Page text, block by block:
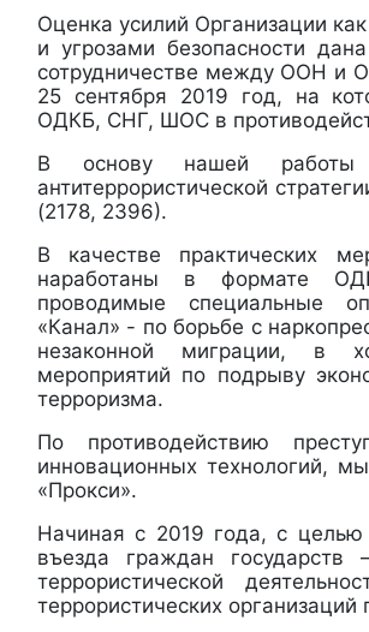
Оценка усилий Организации
и угрозами безопасности
сотрудничестве между ООН и
25 сентября 2019 год, на
ОДКБ, СНГ, ШОС в
В основу нашей работы
антитеррористической
(2178, 2396).
В качестве практических
наработаны в формате
проводимые специальные
«Канал» - по борьбе с
незаконной миграции, в
мероприятий по подрыву
терроризма.
По противодействию
инновационных технологий,
«Прокси».
Начиная с 2019 года, с целью
въезда граждан
террористической
террористических